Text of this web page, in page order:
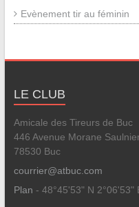
Evènement tir au féminin
LE CLUB
Amicale des Tireurs de Buc
446 Avenue Morane
78530 Buc
courrier@atbuc.com
Plan - 48°45'53" N 2°06'53"